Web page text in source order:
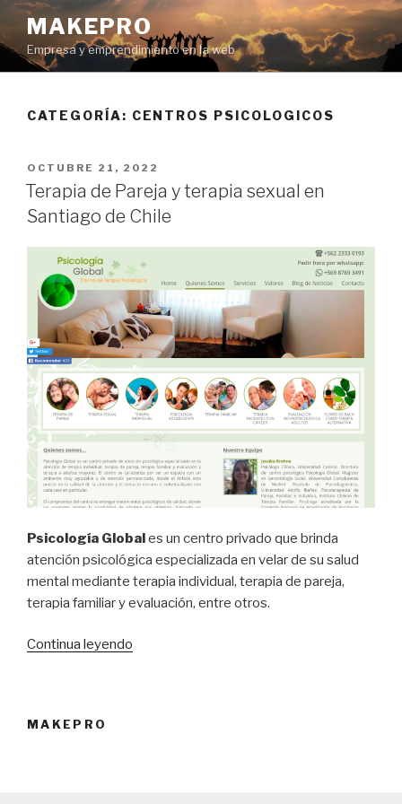
contenido
MAKEPRO
Empresa y emprendimiento en la web
CATEGORÍA: CENTROS PSICOLOGICOS
POSTED
ON
OCTUBRE 21, 2022
Terapia de Pareja y terapia sexual en
Santiago de Chile
Psicología Globales un centro privado que brinda
atención psicológica especializada en velar de su salud
mental mediante terapia individual, terapia de pareja,
terapia familiar y evaluación, entre otros.
Continua leyendo
MAKEPRO